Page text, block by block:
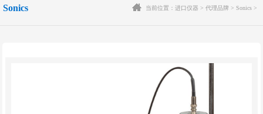
Sonics 当前位置： 进口仪器 > 代理品牌 > Sonics >